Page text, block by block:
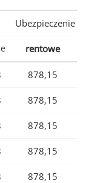
Ubezpieczenie
rentowe
878,15
878,15
878,15
878,15
878,15